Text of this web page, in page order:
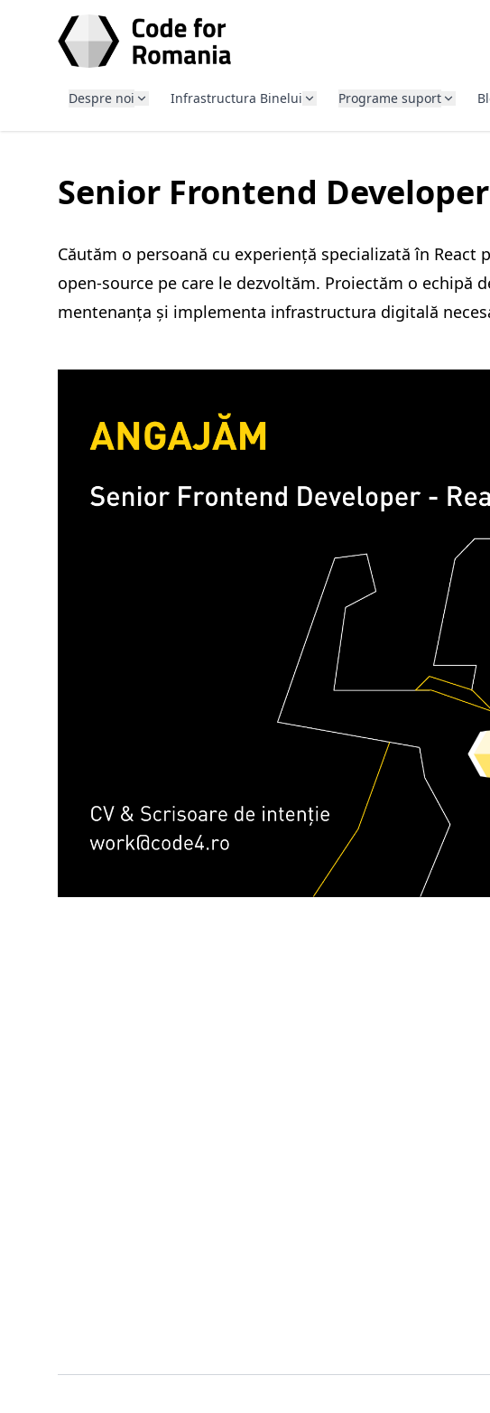
Despre noi Infrastructura Binelui Programe suport
Senior Frontend
Căutăm o persoană cu experiență specializată în
open-source pe care le dezvoltăm. Proiectăm o
mentenanța și implementa infrastructura digitală